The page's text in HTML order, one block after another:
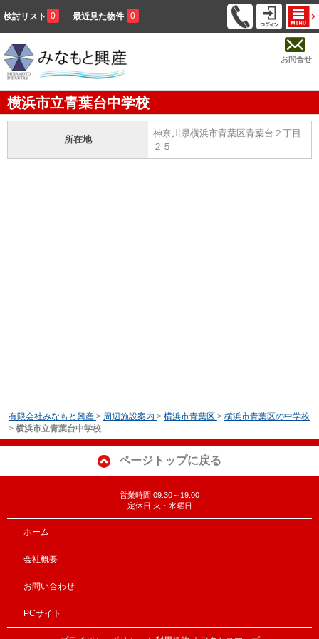
検討リスト 0 最近見た物件 0
お問合せ
横浜市立青葉台中学校
所在地
神奈川県横浜市青葉区青葉台２丁目
２５
有限会社みなもと興産 > 周辺施設案内 > 横浜市青葉区 > 横浜市青葉区の中学校
> 横浜市立青葉台中学校
ページトップに戻る
営業時間:09:30～19:00
定休日:火・水曜日
ホーム
会社概要
お問い合わせ
PCサイト